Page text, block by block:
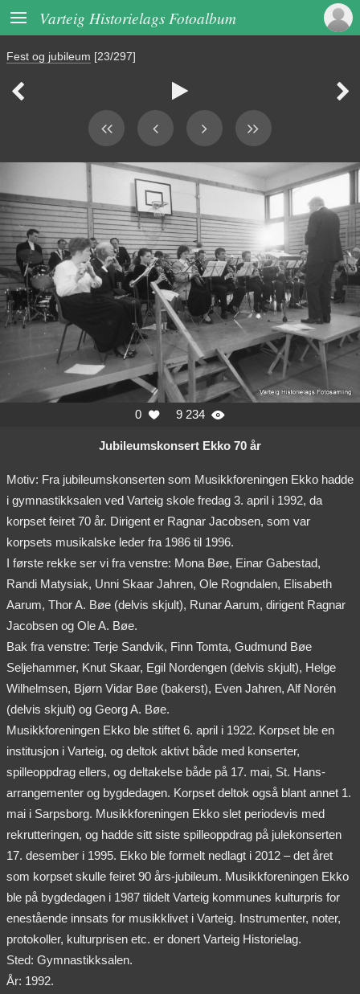
 Varteig Historielags Fotoalbum
Fest og jubileum [23/297]
  
0  9 234 
Jubileumskonsert Ekko 70 år
Motiv: Fra jubileumskonserten som Musikkforeningen Ekko hadde
i gymnastikksalen ved Varteig skole fredag 3. april i 1992, da
korpset feiret 70 år. Dirigent er Ragnar Jacobsen, som var
korpsets musikalske leder fra 1986 til 1996.
I første rekke ser vi fra venstre: Mona Bøe, Einar Gabestad,
Randi Matysiak, Unni Skaar Jahren, Ole Rogndalen, Elisabeth
Aarum, Thor A. Bøe (delvis skjult), Runar Aarum, dirigent Ragnar
Jacobsen og Ole A. Bøe.
Bak fra venstre: Terje Sandvik, Finn Tomta, Gudmund Bøe
Seljehammer, Knut Skaar, Egil Nordengen (delvis skjult), Helge
Wilhelmsen, Bjørn Vidar Bøe (bakerst), Even Jahren, Alf Norén
(delvis skjult) og Georg A. Bøe.
Musikkforeningen Ekko ble stiftet 6. april i 1922. Korpset ble en
institusjon i Varteig, og deltok aktivt både med konserter,
spilleoppdrag ellers, og deltakelse både på 17. mai, St. Hans-
arrangementer og bygdedagen. Korpset deltok også blant annet 1.
mai i Sarpsborg. Musikkforeningen Ekko slet periodevis med
rekrutteringen, og hadde sitt siste spilleoppdrag på julekonserten
17. desember i 1995. Ekko ble formelt nedlagt i 2012 – det året
som korpset skulle feiret 90 års-jubileum. Musikkforeningen Ekko
ble på bygdedagen i 1987 tildelt Varteig kommunes kulturpris for
enestående innsats for musikklivet i Varteig. Instrumenter, noter,
protokoller, kulturprisen etc. er donert Varteig Historielag.
Sted: Gymnastikksalen.
År: 1992.